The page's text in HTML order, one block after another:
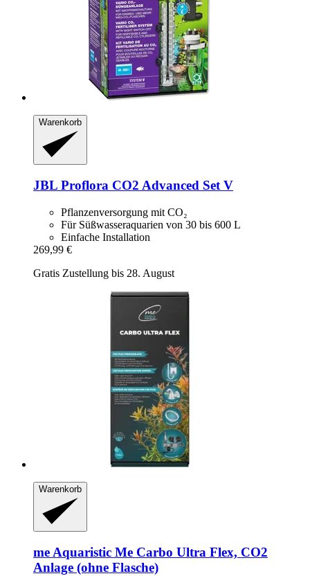
Warenkorb
JBL Proflora CO2 Advanced Set V
Pflanzenversorgung mit CO₂
Für Süßwasseraquarien von 30 bis 600 L
Einfache Installation
269,99 €
Gratis Zustellung bis 28. August
Warenkorb
me Aquaristic Me Carbo Ultra Flex, CO2
Anlage (ohne Flasche)